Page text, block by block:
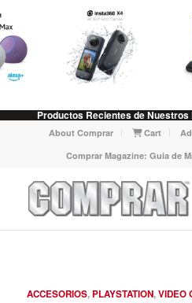
Productos Recientes de
About Comprar Cart
Comprar Magazine: Guia de
ACCESORIOS,PLAYSTATION,VIDEO